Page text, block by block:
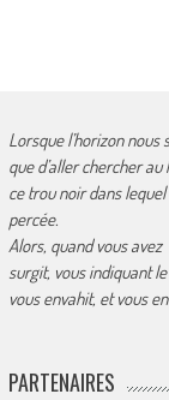
Lorsque l’horizon nous
que d’aller chercher
ce trou noir dans
percée.
Alors, quand vous
surgit, vous indiquant
vous envahit, et vous
PARTENAIRES